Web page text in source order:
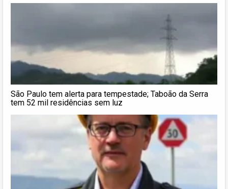
São Paulo tem alerta para tempestade; Taboão da Serra
tem 52 mil residências sem luz